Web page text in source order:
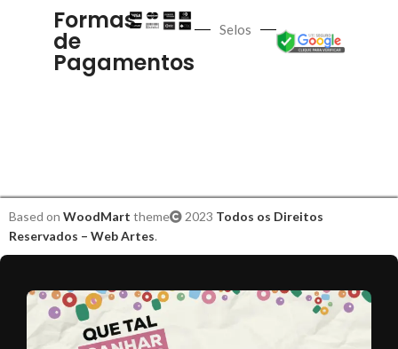
Formas
de
Pagamentos
Selos
Based on WoodMart theme 2023 Todos os Direitos
Reservados – Web Artes.